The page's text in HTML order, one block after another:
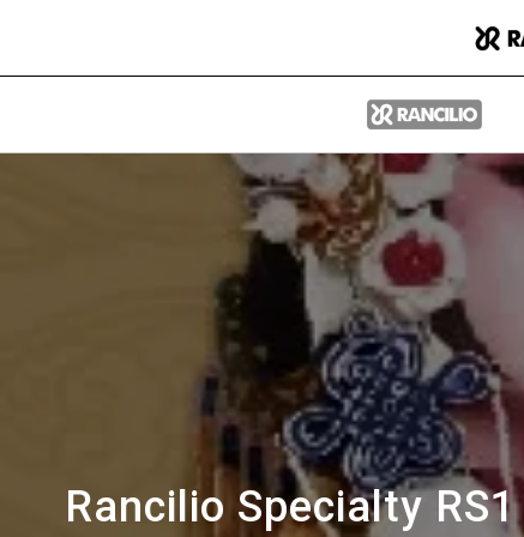
Rancilio Specialty
Il
Chi siamo
Cosa